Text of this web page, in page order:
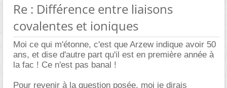
Re : Différence entre liaisons
covalentes et ioniques
Moi ce qui m'étonne, c'est que Arzew indique avoir 50
ans, et dise d'autre part qu'il est en première année à
la fac ! Ce n'est pas banal !
Pour revenir à la question posée, moi je dirais